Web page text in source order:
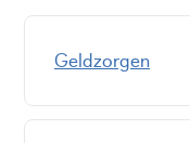
Geldzorgen